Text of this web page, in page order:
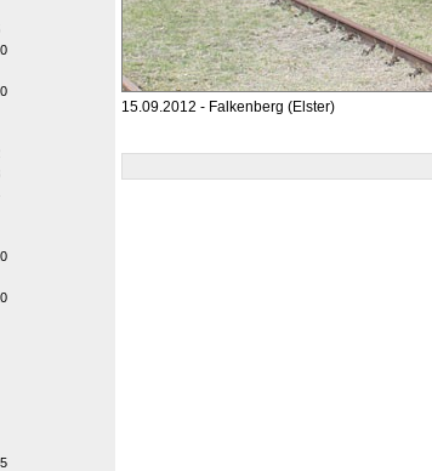
15.09.2012 - Falkenberg (Elster)